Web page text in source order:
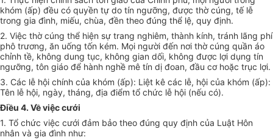
khóm (ấp) đều có quyền tự do tín ngưỡng, được thờ cúng, tế lễ
trong gia đình, miếu, chùa, đền theo đúng thể lệ, quy định.
2. Việc thờ cúng thể hiện sự trang nghiêm, thành kính, tránh lãng phí
phô trương, ăn uống tốn kém. Mọi người đến nơi thờ cúng quần áo
chỉnh tề, không dung tục, không gian dối, không được lợi dụng tín
ngưỡng, tôn giáo để hành nghề mê tín dị đoan, đầu cơ hoặc trục lợi.
3. Các lễ hội chính của khóm (ấp): Liệt kê các lễ, hội của khóm (ấp):
Tên lễ hội, ngày, tháng, địa điểm tổ chức lễ hội (nếu có).
Điều 4. Về việc cưới
1. Tổ chức việc cưới đảm bảo theo đúng quy định của Luật Hôn
nhân và gia đình như: